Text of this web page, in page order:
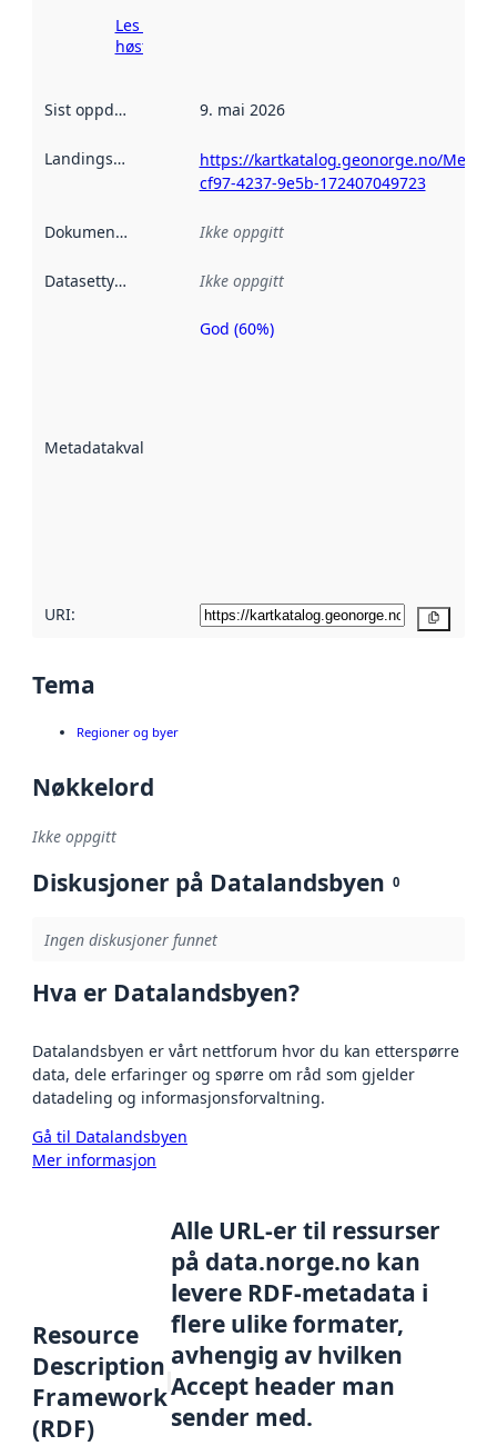
Les mer om
høsting her
Sist oppdatert 9. mai 2026
Landingsside
https://kartkatalog.geonorge.no/
cf97-4237-9e5b-172407049723
Dokumentasjon Ikke oppgitt
Datasettype Ikke oppgitt
Metadatakvalitet
Metadatakvalitet
God (60%)
URI:
Tema
Regioner og byer
Nøkkelord
Ikke oppgitt
Diskusjoner på Datalandsbyen 0
Ingen diskusjoner funnet
Hva er Datalandsbyen?
Datalandsbyen er vårt nettforum hvor du kan etterspørre
data, dele erfaringer og spørre om råd som gjelder
datadeling og informasjonsforvaltning.
Gå til Datalandsbyen
Mer informasjon
Resource
Description
Framework
(RDF)
Alle URL-er til ressurser
på data.norge.no kan
levere RDF-metadata i
flere ulike formater,
avhengig av hvilken
Accept header man
sender med.